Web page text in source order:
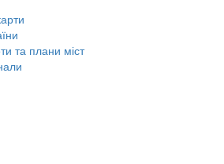
та плани міст